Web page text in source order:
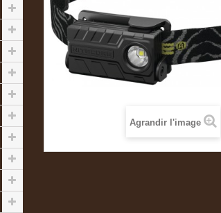
Agrandir l'image